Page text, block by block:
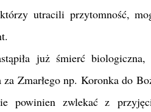
utracili przytomność,
już śmierć
Zmarłego np. Koronka do
powinien zwlekać z